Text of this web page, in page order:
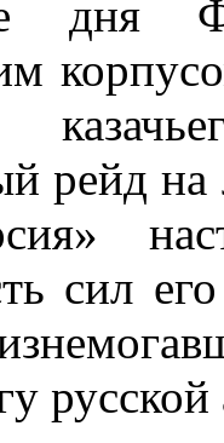
дня
рейд на
сил